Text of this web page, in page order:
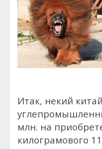
Итак, некий
млн. на
килограмового